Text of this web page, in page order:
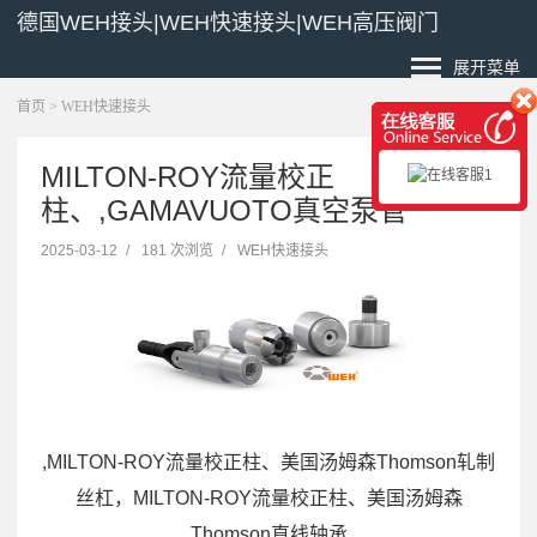
德国WEH接头|WEH快速接头|WEH高压阀门
展开菜单
首页 > WEH快速接头
MILTON-ROY流量校正
柱、,GAMAVUOTO真空泵管
2025-03-12 / 181 次浏览 / WEH快速接头
,MILTON-ROY流量校正柱、美国汤姆森Thomson轧制
丝杠，MILTON-ROY流量校正柱、美国汤姆森